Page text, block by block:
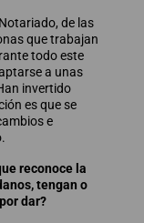
de las
que trabajan
todo este
a unas
invertido
es que se
e
reconoce la
tengan o
dar?